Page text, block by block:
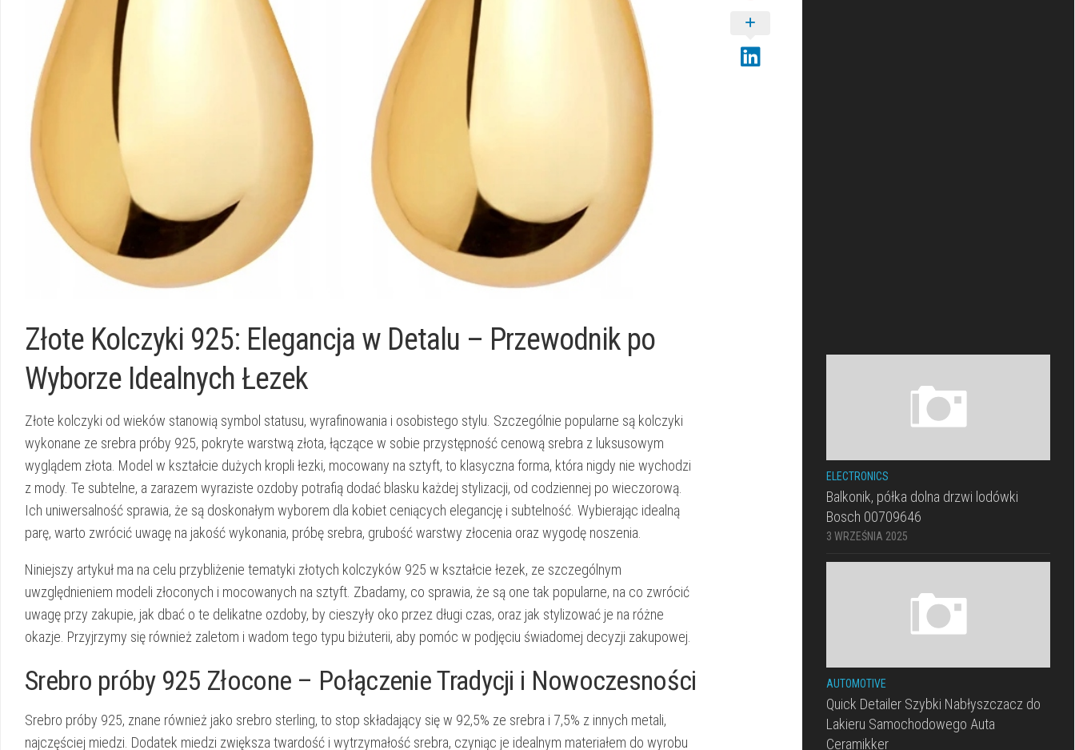
Złote Kolczyki 925: Elegancja w Detalu – Przewodnik po
Wyborze Idealnych Łezek
Złote kolczyki od wieków stanowią symbol statusu, wyrafinowania i osobistego stylu. Szczególnie popularne są kolczyki
wykonane ze srebra próby 925, pokryte warstwą złota, łączące w sobie przystępność cenową srebra z luksusowym
wyglądem złota. Model w kształcie dużych kropli łezki, mocowany na sztyft, to klasyczna forma, która nigdy nie wychodzi
z mody. Te subtelne, a zarazem wyraziste ozdoby potrafią dodać blasku każdej stylizacji, od codziennej po wieczorową.
Ich uniwersalność sprawia, że są doskonałym wyborem dla kobiet ceniących elegancję i subtelność. Wybierając idealną
parę, warto zwrócić uwagę na jakość wykonania, próbę srebra, grubość warstwy złocenia oraz wygodę noszenia.
Niniejszy artykuł ma na celu przybliżenie tematyki złotych kolczyków 925 w kształcie łezek, ze szczególnym
uwzględnieniem modeli złoconych i mocowanych na sztyft. Zbadamy, co sprawia, że są one tak popularne, na co zwrócić
uwagę przy zakupie, jak dbać o te delikatne ozdoby, by cieszyły oko przez długi czas, oraz jak stylizować je na różne
okazje. Przyjrzymy się również zaletom i wadom tego typu biżuterii, aby pomóc w podjęciu świadomej decyzji zakupowej.
Srebro próby 925 Złocone – Połączenie Tradycji i Nowoczesności
Srebro próby 925, znane również jako srebro sterling, to stop składający się w 92,5% ze srebra i 7,5% z innych metali,
najczęściej miedzi. Dodatek miedzi zwiększa twardość i wytrzymałość srebra, czyniąc je idealnym materiałem do wyrobu
ELECTRONICS
Balkonik, półka dolna drzwi lodówki
Bosch 00709646
3 WRZEŚNIA 2025
AUTOMOTIVE
Quick Detailer Szybki Nabłyszczacz do
Lakieru Samochodowego Auta
Ceramikker